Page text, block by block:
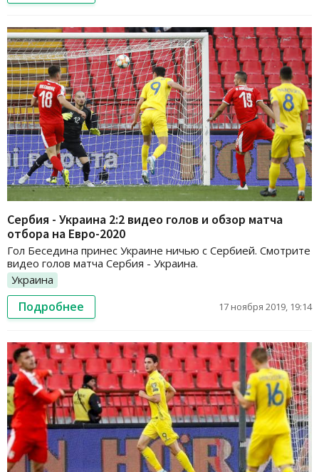
Сербия - Украина 2:2 видео голов и обзор матча
отбора на Евро-2020
Гол Беседина принес Украине ничью с Сербией. Смотрите
видео голов матча Сербия - Украина.
Украина
Подробнее 17 ноября 2019, 19:14